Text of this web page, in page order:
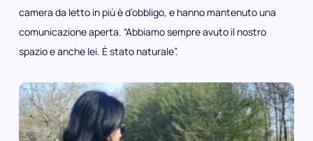
camera da letto in più è d’obbligo, e hanno mantenuto una
comunicazione aperta. “Abbiamo sempre avuto il nostro
spazio e anche lei. È stato naturale”.